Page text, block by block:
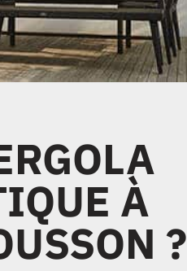
À
?